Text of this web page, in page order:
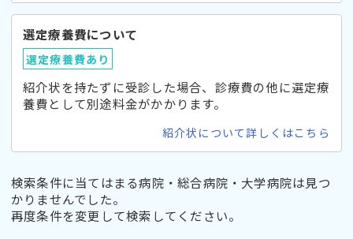
選定療養費について
選定療養費あり
紹介状を持たずに受診した場合、診療費の他に選定療
養費として別途料金がかかります。
紹介状について詳しくはこちら
検索条件に当てはまる病院・総合病院・大学病院は見つ
かりませんでした。
再度条件を変更して検索してください。